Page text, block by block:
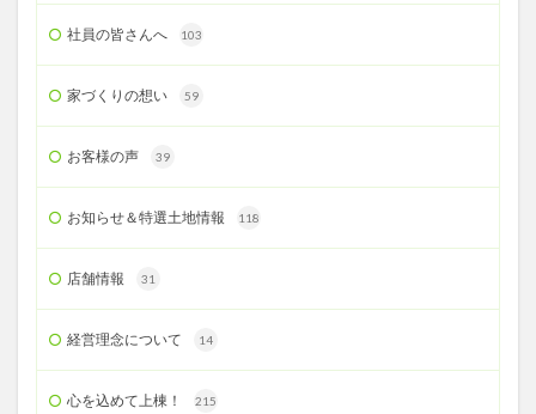
社員の皆さんへ 103
家づくりの想い 59
お客様の声 39
お知らせ＆特選土地情報 118
店舗情報 31
経営理念について 14
心を込めて上棟！ 215